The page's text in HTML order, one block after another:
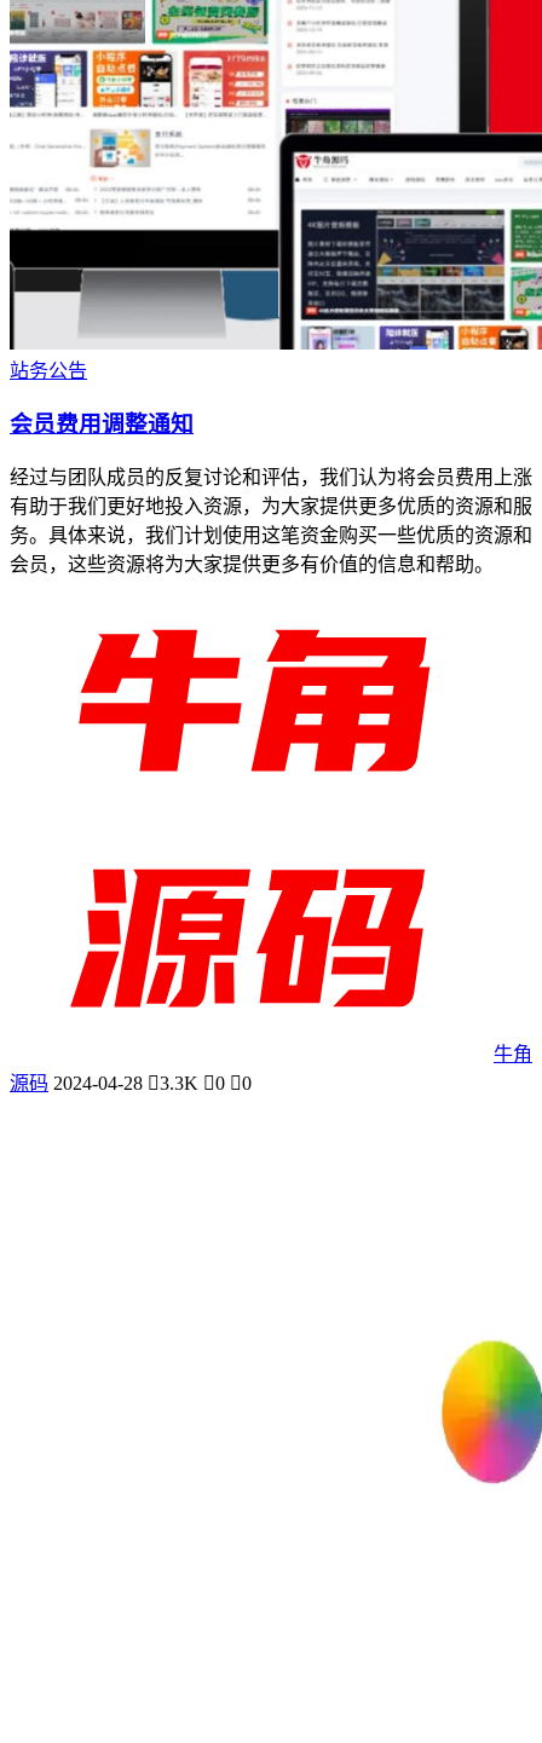
站务公告
会员费用调整通知
经过与团队成员的反复讨论和评估，我们认为将会员费用上涨
有助于我们更好地投入资源，为大家提供更多优质的资源和服
务。具体来说，我们计划使用这笔资金购买一些优质的资源和
会员，这些资源将为大家提供更多有价值的信息和帮助。
牛角
源码 2024-04-28 3.3K 0 0